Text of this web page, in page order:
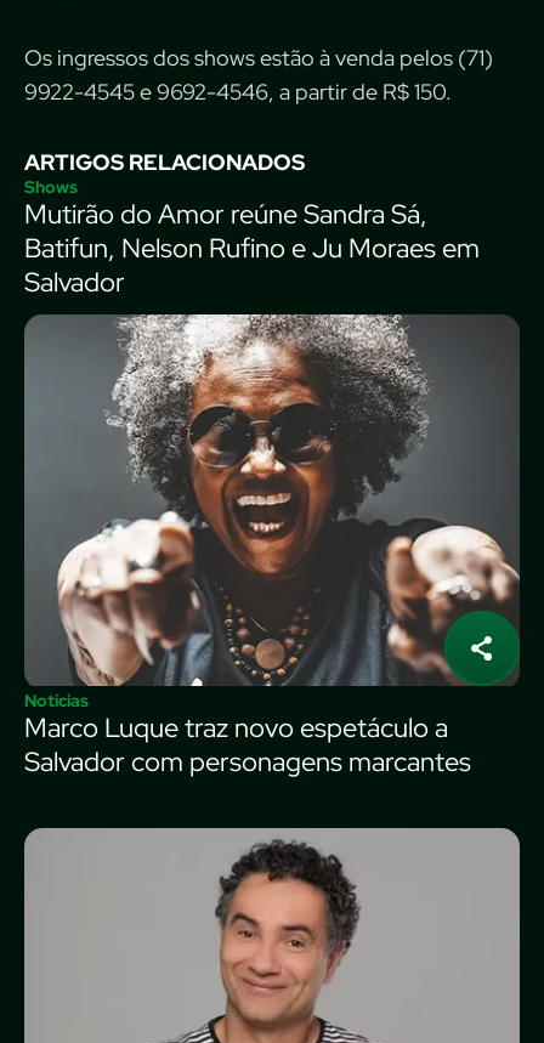
Os ingressos dos shows estão à venda pelos (71)
9922-4545 e 9692-4546, a partir de R$ 150.
ARTIGOS RELACIONADOS
Shows
Mutirão do Amor reúne Sandra Sá,
Batifun, Nelson Rufino e Ju Moraes em
Salvador
Notícias
Marco Luque traz novo espetáculo a
Salvador com personagens marcantes